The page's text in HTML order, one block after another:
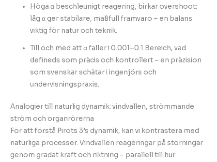
Höga α beschleunigt reagering, birkar overshoot;
låg α ger stabilare, maßfull framvaro – en balans
viktig för natur och teknik.
Till och med att α faller i 0.001–0.1 Bereich, vad
defineds som präcis och kontrollert – en präzision
som svenskar schätar i ingenjörs och
undervisningspraxis.
Analogier till naturlig dynamik: vindvallen, strömmande
ström och organrörerna
För att förstå Pirots 3’s dynamik, kan vi kontrastera med
naturliga processer. Vindvallen reageringar på störningar
genom gradat kraft och riktning – parallell till hur